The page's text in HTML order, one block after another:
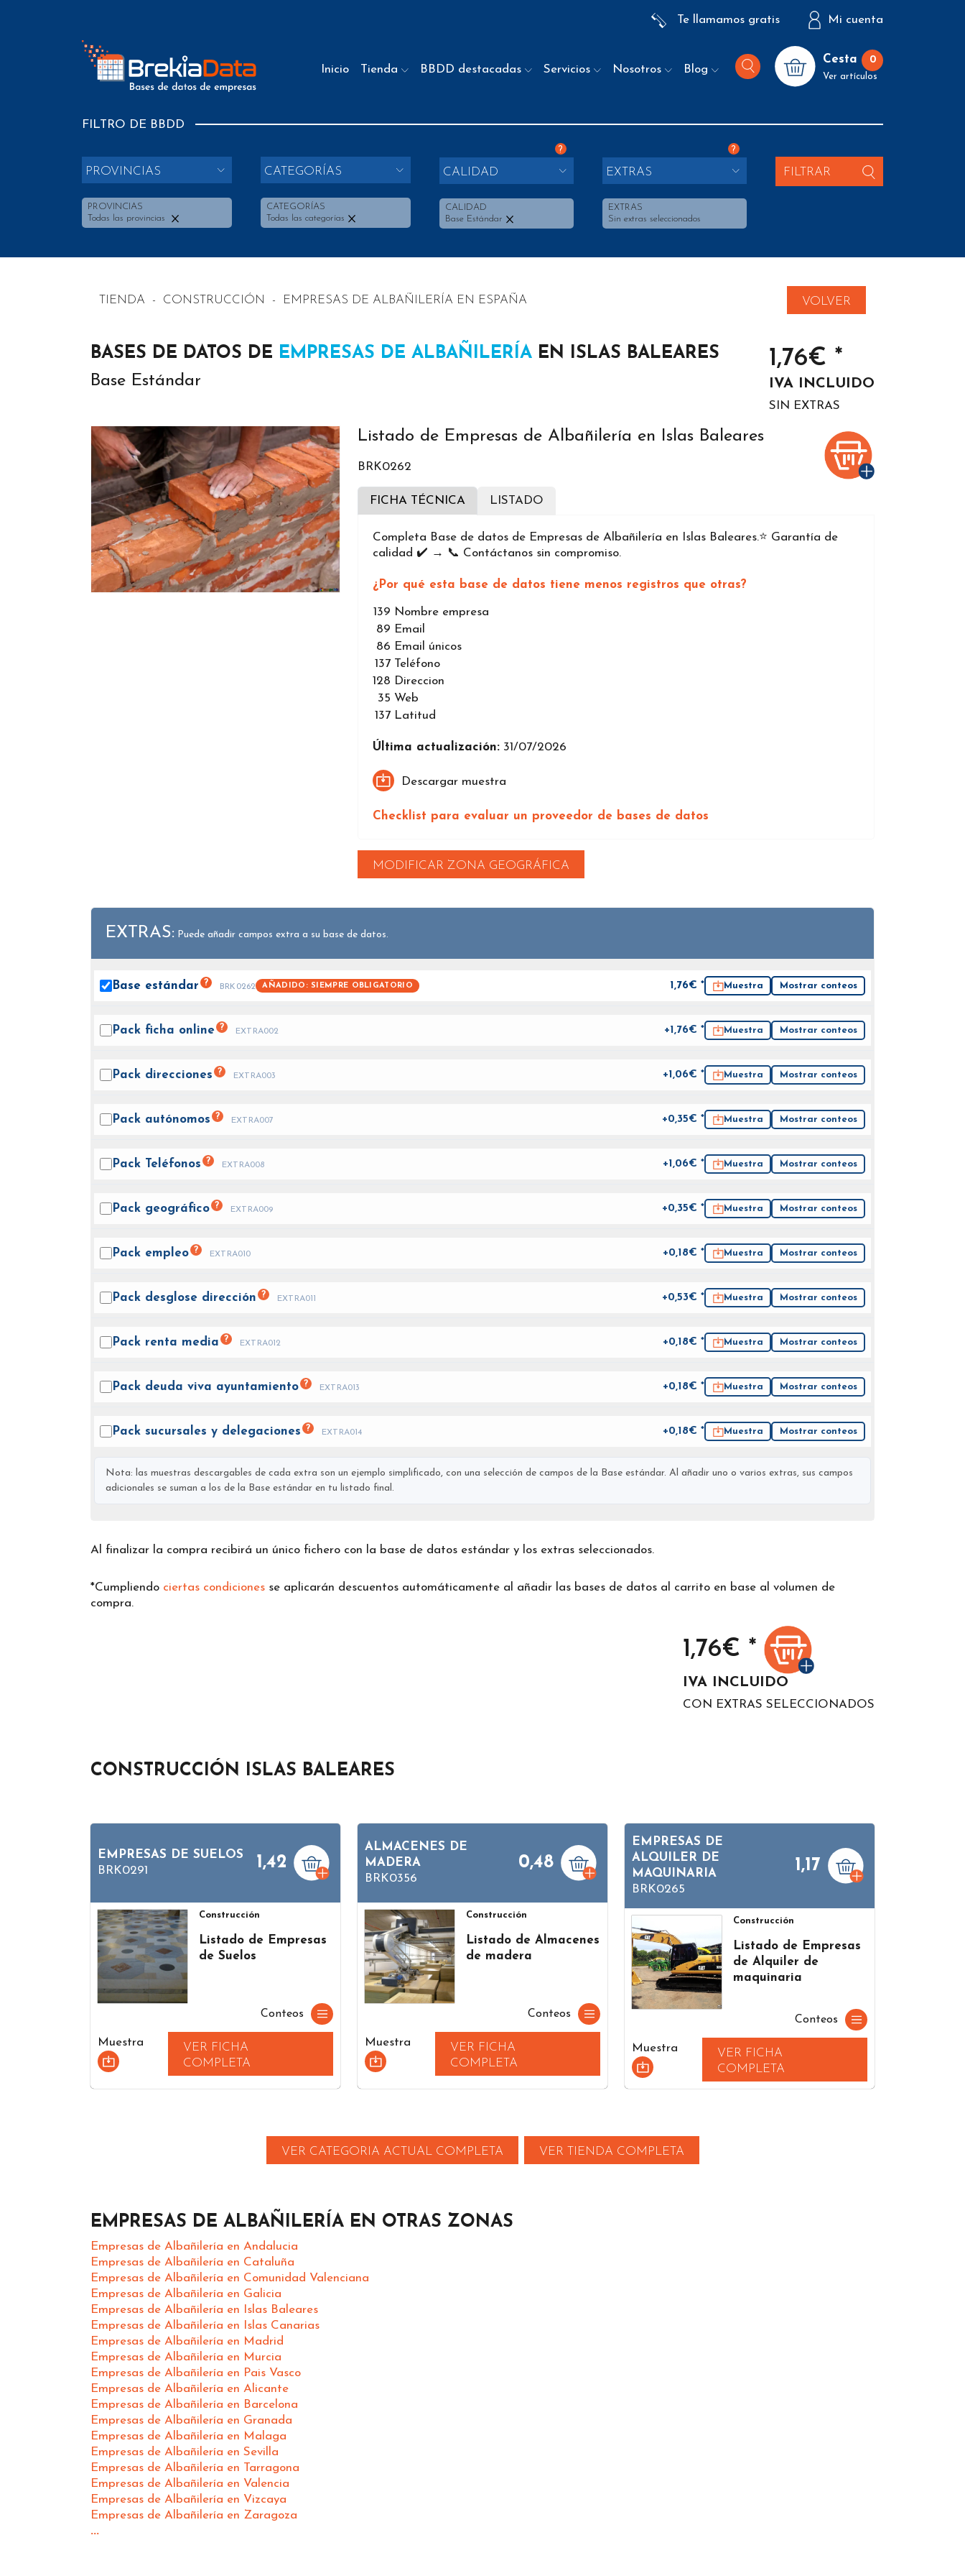
Te llamamos gratis Mi cuenta
Inicio Tienda BBDD destacadas Servicios Nosotros Blog
Cesta 0
Ver artículos
FILTRO DE BBDD
PROVINCIAS
PROVINCIAS
Todas las provincias
CATEGORÍAS
CATEGORÍAS
Todas las categorías
?
CALIDAD
CALIDAD
Base Estándar
?
EXTRAS
EXTRAS
Sin extras seleccionados
FILTRAR
TIENDA - CONSTRUCCIÓN - EMPRESAS DE ALBAÑILERÍA EN ESPAÑA VOLVER
BASES DE DATOS DE EMPRESAS DE ALBAÑILERÍA EN ISLAS BALEARES
Base Estándar
1,76€ *
IVA INCLUIDO
SIN EXTRAS
Listado de Empresas de Albañilería en Islas Baleares
BRK0262
FICHA TÉCNICA LISTADO
Completa Base de datos de Empresas de Albañilería en Islas Baleares.⭐️ Garantía de
calidad ✔️ → 📞 Contáctanos sin compromiso.
¿Por qué esta base de datos tiene menos registros que otras?
139 Nombre empresa
89 Email
86 Email únicos
137 Teléfono
128 Direccion
35 Web
137 Latitud
Última actualización: 31/07/2026
Descargar muestra
Checklist para evaluar un proveedor de bases de datos
MODIFICAR ZONA GEOGRÁFICA
EXTRAS: Puede añadir campos extra a su base de datos.
Base estándar ? BRK0262 AÑADIDO: SIEMPRE OBLIGATORIO 1,76€ * Muestra Mostrar conteos
Pack ficha online ? EXTRA002 +1,76€ * Muestra Mostrar conteos
Pack direcciones ? EXTRA003 +1,06€ * Muestra Mostrar conteos
Pack autónomos ? EXTRA007 +0,35€ * Muestra Mostrar conteos
Pack Teléfonos ? EXTRA008 +1,06€ * Muestra Mostrar conteos
Pack geográfico ? EXTRA009 +0,35€ * Muestra Mostrar conteos
Pack empleo ? EXTRA010 +0,18€ * Muestra Mostrar conteos
Pack desglose dirección ? EXTRA011 +0,53€ * Muestra Mostrar conteos
Pack renta media ? EXTRA012 +0,18€ * Muestra Mostrar conteos
Pack deuda viva ayuntamiento ? EXTRA013 +0,18€ * Muestra Mostrar conteos
Pack sucursales y delegaciones ? EXTRA014 +0,18€ * Muestra Mostrar conteos
Nota: las muestras descargables de cada extra son un ejemplo simplificado, con una selección de campos de la Base estándar. Al añadir uno o varios extras, sus campos
adicionales se suman a los de la Base estándar en tu listado final.
Al finalizar la compra recibirá un único fichero con la base de datos estándar y los extras seleccionados.
*Cumpliendo ciertas condiciones se aplicarán descuentos automáticamente al añadir las bases de datos al carrito en base al volumen de
compra.
1,76€ *
IVA INCLUIDO
CON EXTRAS SELECCIONADOS
CONSTRUCCIÓN ISLAS BALEARES
EMPRESAS DE SUELOS
BRK0291
1,42
Construcción
Listado de Empresas
de Suelos
Conteos
Muestra
VER FICHA
COMPLETA
ALMACENES DE
MADERA
BRK0356
0,48
Construcción
Listado de Almacenes
de madera
Conteos
Muestra
VER FICHA
COMPLETA
EMPRESAS DE
ALQUILER DE
MAQUINARIA
BRK0265
1,17
Construcción
Listado de Empresas
de Alquiler de
maquinaria
Conteos
Muestra
VER FICHA
COMPLETA
VER CATEGORIA ACTUAL COMPLETA VER TIENDA COMPLETA
EMPRESAS DE ALBAÑILERÍA EN OTRAS ZONAS
Empresas de Albañilería en Andalucia
Empresas de Albañilería en Cataluña
Empresas de Albañilería en Comunidad Valenciana
Empresas de Albañilería en Galicia
Empresas de Albañilería en Islas Baleares
Empresas de Albañilería en Islas Canarias
Empresas de Albañilería en Madrid
Empresas de Albañilería en Murcia
Empresas de Albañilería en Pais Vasco
Empresas de Albañilería en Alicante
Empresas de Albañilería en Barcelona
Empresas de Albañilería en Granada
Empresas de Albañilería en Malaga
Empresas de Albañilería en Sevilla
Empresas de Albañilería en Tarragona
Empresas de Albañilería en Valencia
Empresas de Albañilería en Vizcaya
Empresas de Albañilería en Zaragoza
...